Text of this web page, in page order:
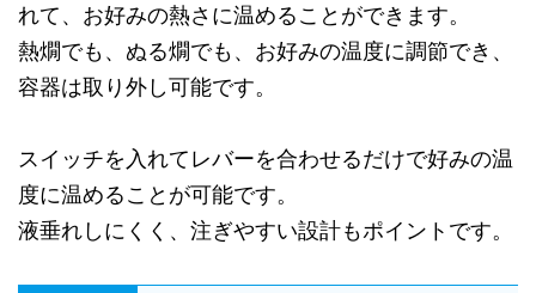
れて、お好みの熱さに温めることができます。
熱燗でも、ぬる燗でも、お好みの温度に調節でき、
容器は取り外し可能です。
スイッチを入れてレバーを合わせるだけで好みの温
度に温めることが可能です。
液垂れしにくく、注ぎやすい設計もポイントです。